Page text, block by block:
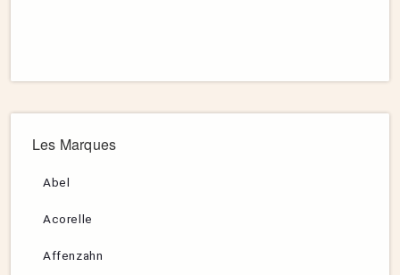
Les Marques
Abel
Acorelle
Affenzahn